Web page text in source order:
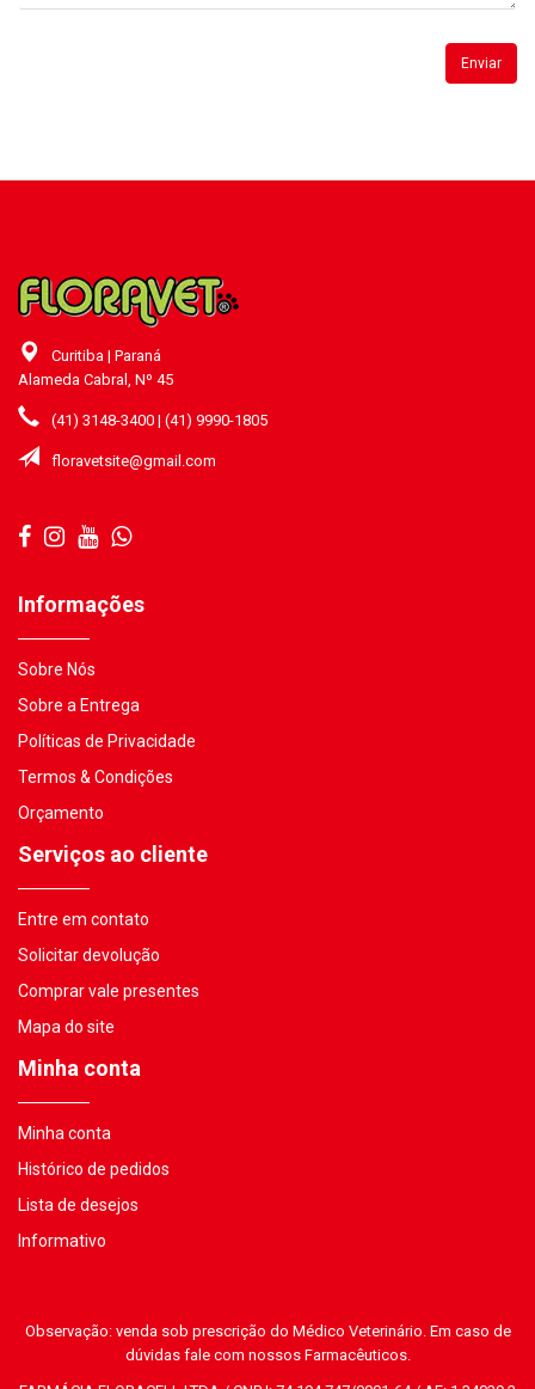
Curitiba | Paraná
Alameda Cabral, Nº 45
(41) 3148-3400 | (41) 9990-1805
floravetsite@gmail.com
Informações
Sobre Nós
Sobre a Entrega
Políticas de Privacidade
Termos & Condições
Orçamento
Serviços ao cliente
Entre em contato
Solicitar devolução
Comprar vale presentes
Mapa do site
Minha conta
Minha conta
Histórico de pedidos
Lista de desejos
Informativo
Observação: venda sob prescrição do Médico Veterinário. Em caso de
dúvidas fale com nossos Farmacêuticos.